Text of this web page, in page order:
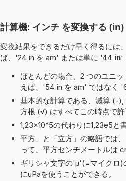
計算機: インチ を変換する (in)
変換結果をできるだけ早く得るには
ば、'24 in を am' または単に '44 in'
ほとんどの場合、2 つのユニ
えば、'54 in を am' ではなく
基本的な計算である、減算 (-
方根 (√) はすべてこの時点で
1,23×10^5の代わりに1,23e5と
平方」と「立方」の略語では
って、平方センチメートルは
ギリシャ文字の'μ'(=マイクロ)
にuPaを使うことができる。